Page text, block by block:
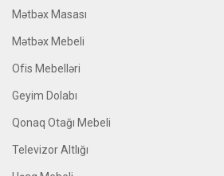
Mətbəx Masası
Mətbəx Mebeli
Ofis Mebelləri
Geyim Dolabı
Qonaq Otağı Mebeli
Televizor Altlığı